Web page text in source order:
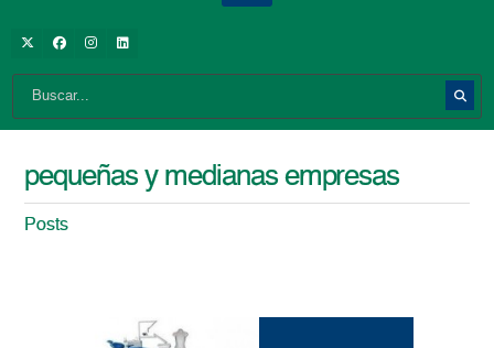
pequeñas y medianas empresas
Posts